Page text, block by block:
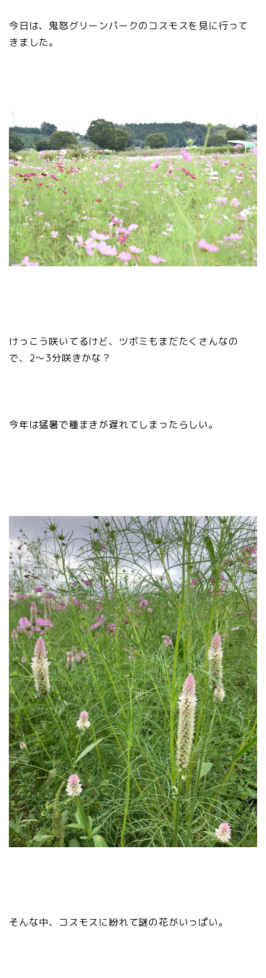
今日は、鬼怒グリーンパークのコスモスを見に行って
きました。
けっこう咲いてるけど、ツボミもまだたくさんなの
で、2〜3分咲きかな？
今年は猛暑で種まきが遅れてしまったらしい。
そんな中、コスモスに紛れて謎の花がいっぱい。